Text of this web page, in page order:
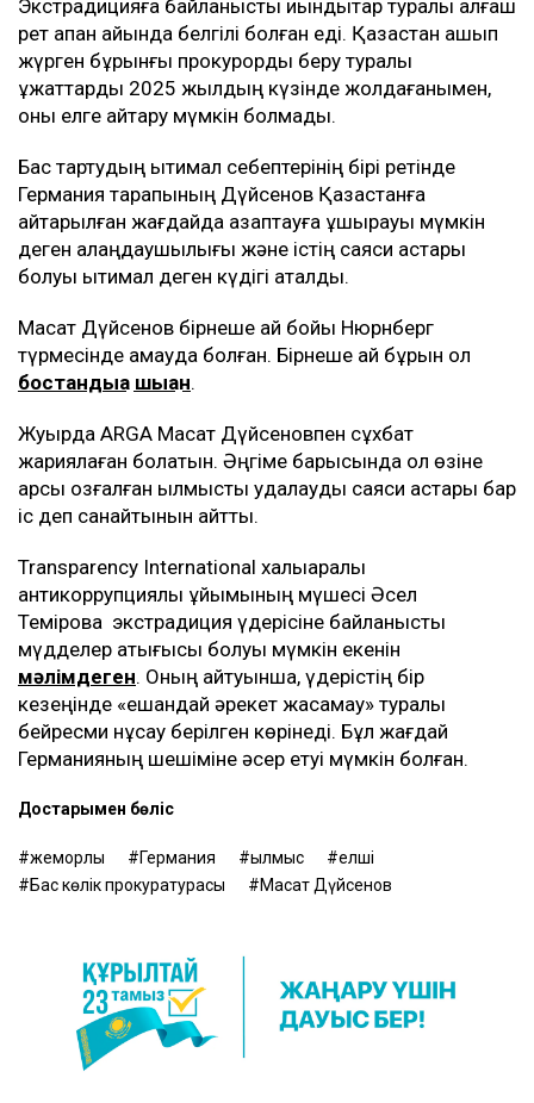
Экстрадицияға байланысты қиындықтар туралы алғаш
рет ақпан айында белгілі болған еді. Қазақстан қашып
жүрген бұрынғы прокурорды беру туралы
құжаттарды 2025 жылдың күзінде жолдағанымен,
оны елге қайтару мүмкін болмады.
Бас тартудың ықтимал себептерінің бірі ретінде
Германия тарапының Дүйсенов Қазақстанға
қайтарылған жағдайда азаптауға ұшырауы мүмкін
деген алаңдаушылығы және істің саяси астары
болуы ықтимал деген күдігі аталды.
Мақсат Дүйсенов бірнеше ай бойы Нюрнберг
түрмесінде қамауда болған. Бірнеше ай бұрын ол
бостандыққа шыққан.
Жуырда ARGA Мақсат Дүйсеновпен сұхбат
жариялаған болатын. Әңгіме барысында ол өзіне
қарсы қозғалған қылмыстық қудалауды саяси астары бар
іс деп санайтынын айтты.
Transparency International халықаралық
антикоррупциялық ұйымының мүшесі Әсел
Темірова экстрадиция үдерісіне байланысты
мүдделер қақтығысы болуы мүмкін екенін
мәлімдеген. Оның айтуынша, үдерістің бір
кезеңінде «ешқандай әрекет жасамау» туралы
бейресми нұсқау берілген көрінеді. Бұл жағдай
Германияның шешіміне әсер етуі мүмкін болған.
Достарыңмен бөліс
жемқорлық Германия қылмыс
елші
Бас көлік прокуратурасы
Мақсат Дүйсенов